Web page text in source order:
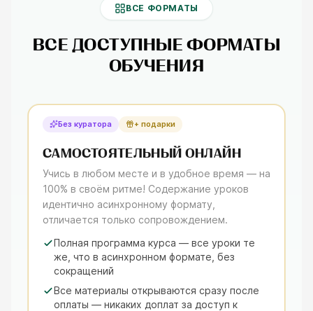
ВСЕ ФОРМАТЫ
ВСЕ ДОСТУПНЫЕ ФОРМАТЫ
ОБУЧЕНИЯ
Без куратора + подарки
САМОСТОЯТЕЛЬНЫЙ ОНЛАЙН
Учись в любом месте и в удобное время — на
100% в своём ритме! Содержание уроков
идентично асинхронному формату,
отличается только сопровождением.
Полная программа курса — все уроки те
же, что в асинхронном формате, без
сокращений
Все материалы открываются сразу после
оплаты — никаких доплат за доступ к